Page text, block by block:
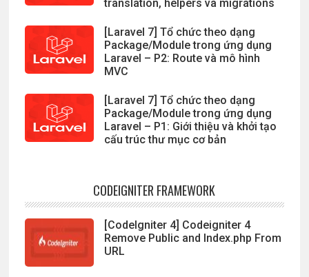
translation, helpers và migrations
[Laravel 7] Tổ chức theo dạng
Package/Module trong ứng dụng
Laravel – P2: Route và mô hình
MVC
[Laravel 7] Tổ chức theo dạng
Package/Module trong ứng dụng
Laravel – P1: Giới thiệu và khởi tạo
cấu trúc thư mục cơ bản
CODEIGNITER FRAMEWORK
[CodeIgniter 4] Codeigniter 4
Remove Public and Index.php From
URL